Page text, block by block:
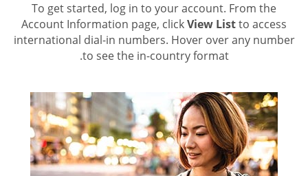
To get started, log in to your account. From the
Account Information page, clickView Listto access
international dial-in numbers. Hover over any number
to see the in-country format.